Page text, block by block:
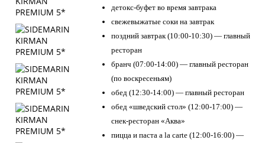
детокс-буфет во время завтрака
свежевыжатые соки на завтрак
поздний завтрак (10:00-10:30) — главный
ресторан
бранч (07:00-14:00) — главный ресторан
(по воскресеньям)
обед (12:30-14:00) — главный ресторан
обед «шведский стол» (12:00-17:00) —
снек-ресторан «Аква»
пицца и паста a la carte (12:00-16:00) —